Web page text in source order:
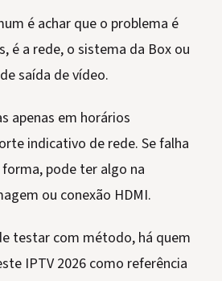
é achar que o problema é
é a rede, o sistema da Box ou
saída de vídeo.
apenas em horários
indicativo de rede. Se falha
pode ter algo na
ou conexão HDMI.
testar com método, há quem
IPTV 2026 como referência